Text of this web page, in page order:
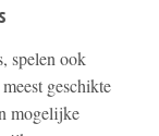
spelen ook
geschikte
mogelijke